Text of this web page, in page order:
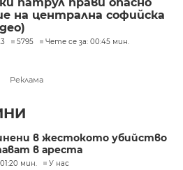
на централна софийска
5795 Чете се за: 00:45 мин.
Реклама
в жестокото убийство
в ареста
мин. У нас